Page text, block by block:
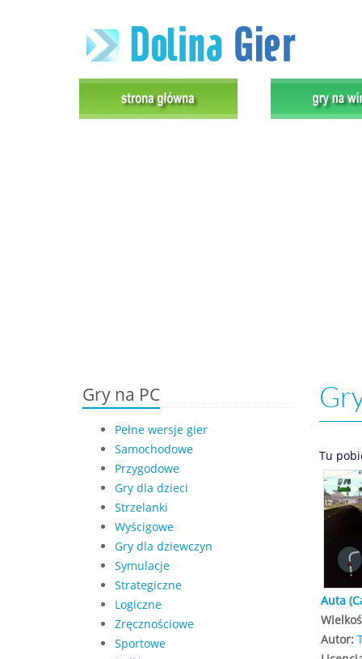
Gry na PC
Pełne wersje gier
Samochodowe
Przygodowe
Gry dla dzieci
Strzelanki
Wyścigowe
Gry dla dziewczyn
Symulacje
Strategiczne
Logiczne
Zręcznościowe
Sportowe
Tu
Auta
Autor: